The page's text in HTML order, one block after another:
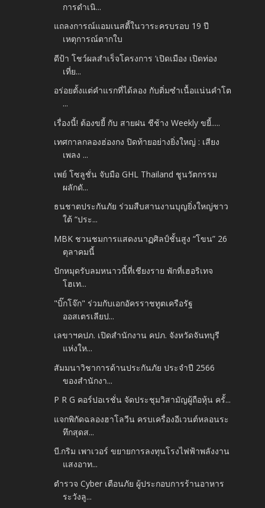
การดำเนิ...
แถลงการณ์แอมเนสตี้ในวาระครบรอบ 19 ปี
เหตุการณ์ตากใบ
ดีป้า โชว์ผลสำเร็จโครงการ ‘เปิดเมือง เปิดท่อง
เที่ย...
อร่อยตั้งแต่คำแรกที่ได้ลอง กับติ่มซำเนื้อแน่นคำโต
...
เรื่องนี้! ต้องขยี้ กับ สายฝน ชีช้าง Weekly ขยี้.....
เทศกาลกลองฮ่องกง ปิดท้ายอย่างยิ่งใหญ่ : เสียง
เพลง ...
เพย์ โซลูชั่น จับมือ GHL Thailand ชูนวัตกรรม
ผลักดั...
ธนชาตประกันภัย ร่วมสืบสานงานบุญยิ่งใหญ่ชาว
ใต้ “ประ...
MBK ชวนชมการแสดงนาฏศิลป์ชั้นสูง “โขน” 26
ตุลาคมนี้
ปักหมุดรับลมหนาวนี้ที่เชียงราย พักที่เฮอริเทจ
โฮเท...
"บิ๊กโจ๊ก" ร่วมกับเอกอัครราชทูตเครือรัฐ
ออสเตรเลียป...
เลขาฯคปภ. เปิดสำนักงาน คปภ. จังหวัดจันทบุรี
แห่งให...
สัมมนาวิชาการด้านประกันภัย ประจำปี 2566
ของสำนักงา...
P R G คอร์ปอเรชั่น จัดประชุมวิสามัญผู้ถือหุ้น ครั้...
แจกพิกัดฉลองฮาโลวีน ครบเครื่องอีเวนต์หลอนระ
ทึกสุดส...
บี.กริม เพาเวอร์ ขยายการลงทุนโรงไฟฟ้าพลังงาน
แสงอาท...
ตำรวจ Cyber เตือนภัย ผู้ประกอบการร้านอาหาร
ระวังลู...